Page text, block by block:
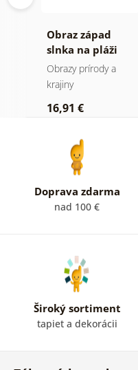
Obraz západ
slnka na pláži
Obrazy prírody a
krajiny
16,91 €
Doprava zdarma
nad 100 €
Široký sortiment
tapiet a dekorácii